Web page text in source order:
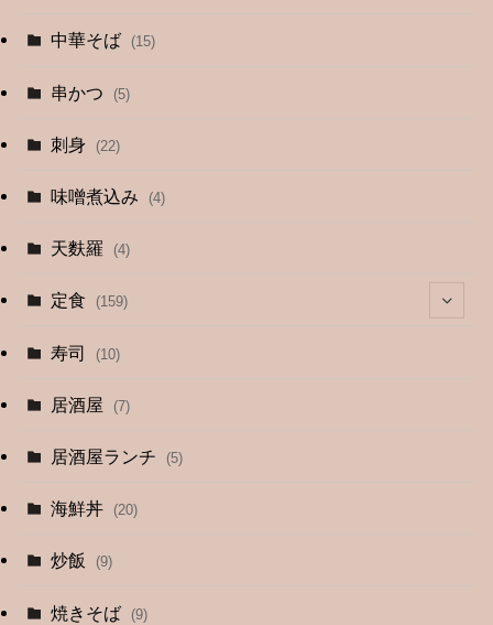
中華そば (15)
串かつ (5)
刺身 (22)
味噌煮込み (4)
天麩羅 (4)
定食 (159)
(4)
(9)
寿司 (10)
居酒屋 (7)
居酒屋ランチ (5)
海鮮丼 (20)
炒飯 (9)
焼きそば (9)